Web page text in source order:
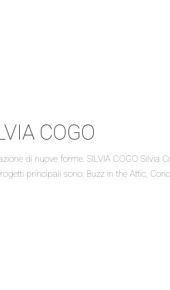
COGO
di nuove forme. SILVIA COGO Silvia
principali sono: Buzz in the Attic,